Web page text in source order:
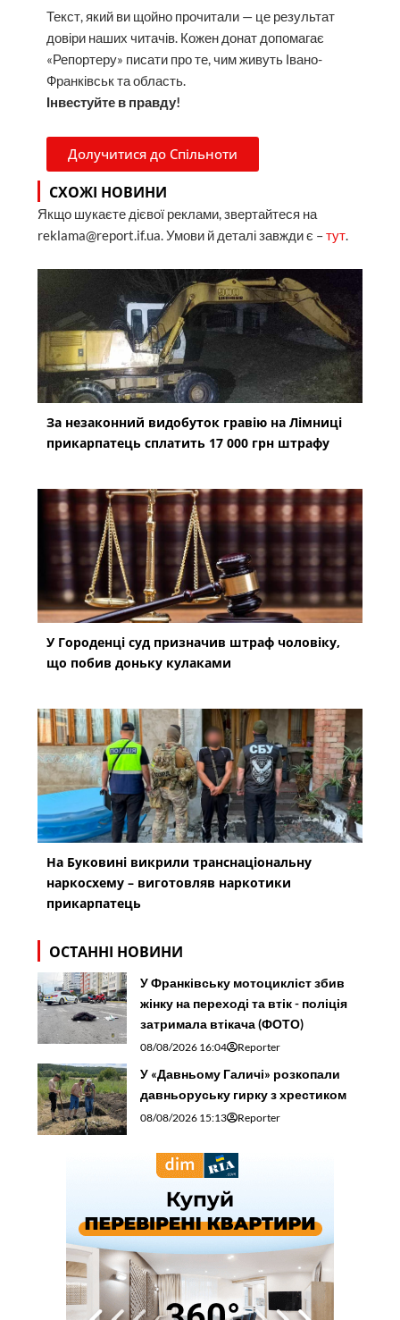
Текст, який ви щойно прочитали — це результат
довіри наших читачів. Кожен донат допомагає
«Репортеру» писати про те, чим живуть Івано-
Франківськ та область.
Інвестуйте в правду!
Долучитися до Спільноти
СХОЖІ НОВИНИ
Якщо шукаєте дієвої реклами, звертайтеся на
reklama@report.if.ua. Умови й деталі завжди є –тут.
За незаконний видобуток гравію на Лімниці
прикарпатець сплатить 17 000 грн штрафу
У Городенці суд призначив штраф чоловіку,
що побив доньку кулаками
На Буковині викрили транснаціональну
наркосхему – виготовляв наркотики
прикарпатець
ОСТАННІ НОВИНИ
У Франківську мотоцикліст збив
жінку на переході та втік - поліція
затримала втікача (ФОТО)
08/08/2026 16:04 Reporter
У «Давньому Галичі» розкопали
давньоруську гирку з хрестиком
08/08/2026 15:13 Reporter